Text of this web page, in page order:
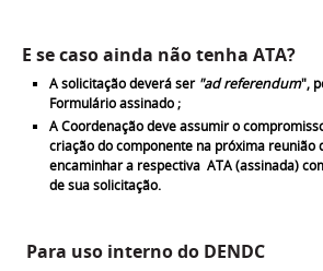
E se caso ainda não tenha ATA?
A solicitação deverá ser "ad referendum",
Formulário assinado ;
A Coordenação deve assumir o
criação do componente na próxima reunião
encaminhar a respectiva ATA (assinada)
de sua solicitação.
Para uso interno do DENDC